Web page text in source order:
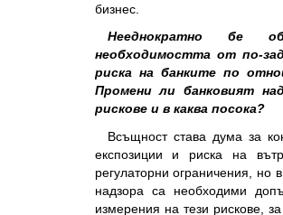
бизнес.
Нееднократно бе
необходимостта от по-
риска на банките по
Промени ли банковият
рискове и в каква посока?
Всъщност става дума за
експозиции и риска на
регулаторни ограничения, но
надзора са необходими
измерения на тези рискове,